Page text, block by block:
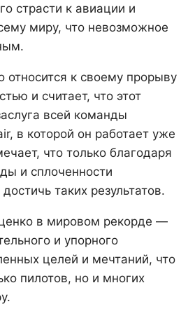
страсти к авиации и
миру, что невозможное
к своему прорыву
и считает, что этот
всей команды
в которой он работает уже
что только благодаря
и сплоченности
таких результатов.
в мировом рекорде —
и упорного
целей и мечтаний, что
пилотов, но и многих